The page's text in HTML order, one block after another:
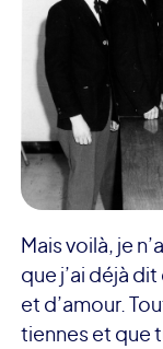
Mais voilà, je
que j’ai déjà
et d’amour.
tiennes et que